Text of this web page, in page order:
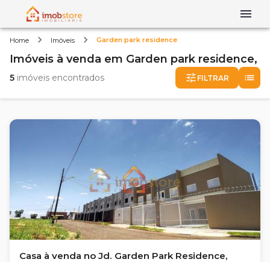
Home Imóveis Garden park residence
Imóveis à venda em Garden park residence,
5 imóveis encontrados FILTRAR
Casa à venda no Jd. Garden Park Residence,